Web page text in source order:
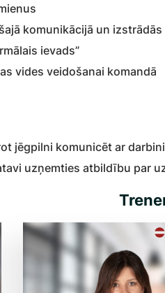
komunikācijā un
ievads”
vides veidošanai komandā
jēgpilni komunicēt ar
uzņemties atbildību par